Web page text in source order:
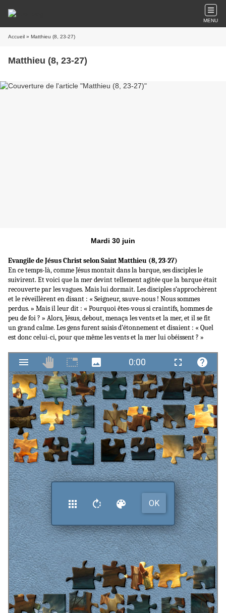
MENU
Accueil » Matthieu (8, 23-27)
Matthieu (8, 23-27)
Mardi 30 juin
Evangile de Jésus Christ selon Saint Matthieu (8, 23-27)
En ce temps-là, comme Jésus montait dans la barque, ses disciples le
suivirent. Et voici que la mer devint tellement agitée que la barque était
recouverte par les vagues. Mais lui dormait. Les disciples s’approchèrent
et le réveillèrent en disant : « Seigneur, sauve-nous ! Nous sommes
perdus. » Mais il leur dit : « Pourquoi êtes-vous si craintifs, hommes de
peu de foi ? » Alors, Jésus, debout, menaça les vents et la mer, et il se fit
un grand calme. Les gens furent saisis d’étonnement et disaient : « Quel
est donc celui-ci, pour que même les vents et la mer lui obéissent ? »